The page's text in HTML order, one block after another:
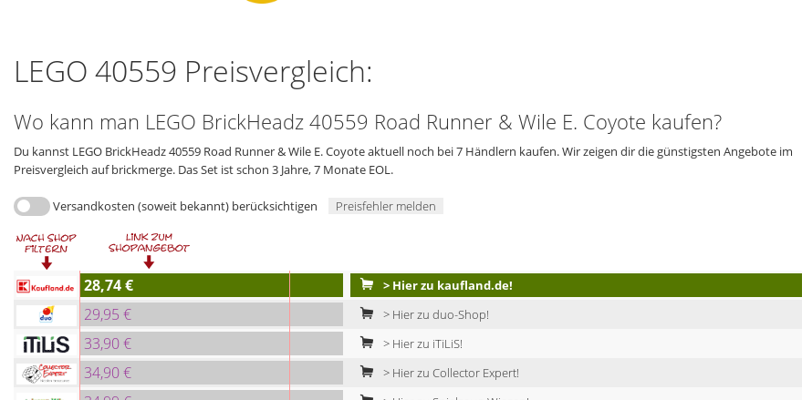
LEGO 40559 Preisvergleich:
Wo kann man LEGO BrickHeadz 40559 Road Runner & Wile E. Coyote kaufen?
Du kannst LEGO BrickHeadz 40559 Road Runner & Wile E. Coyote aktuell noch bei 7 Händlern kaufen. Wir zeigen dir die günstigsten Angebote im
Preisvergleich auf brickmerge. Das Set ist schon 3 Jahre, 7 Monate EOL.
Versandkosten (soweit bekannt) berücksichtigen Preisfehler melden
28,74 € > Hier zu kaufland.de!
29,95 € > Hier zu duo-Shop!
33,90 € > Hier zu iTiLiS!
34,90 € > Hier zu Collector Expert!